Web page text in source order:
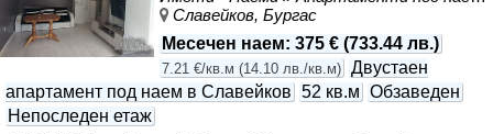
Славейков, Бургас
Месечен наем: 375 € (733.44 лв.)
7.21 €/кв.м (14.10 лв./кв.м) Двустаен
апартамент под наем в Славейков 52 кв.м Обзаведен
Непоследен етаж